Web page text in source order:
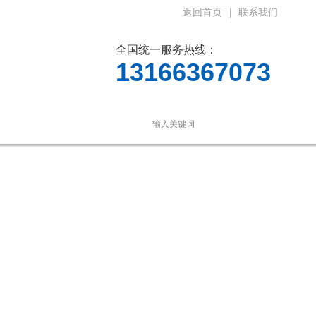
返回首页 联系我们
全国统一服务热线：
13166367073